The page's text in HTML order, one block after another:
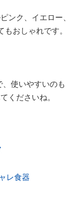
ンク、イエロー、
おしゃれです。
使いやすいのも
くださいね。
レ食器